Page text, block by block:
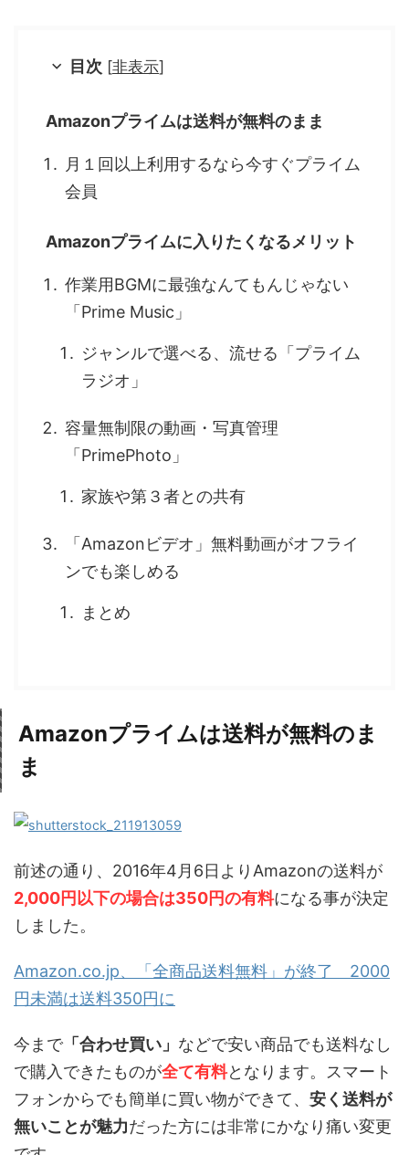
目次 [非表示]
Amazonプライムは送料が無料のまま
月１回以上利用するなら今すぐプライム
会員
Amazonプライムに入りたくなるメリット
作業用BGMに最強なんてもんじゃない
「Prime Music」
ジャンルで選べる、流せる「プライム
ラジオ」
容量無制限の動画・写真管理
「PrimePhoto」
家族や第３者との共有
「Amazonビデオ」無料動画がオフライ
ンでも楽しめる
まとめ
Amazonプライムは送料が無料のま
ま
前述の通り、2016年4月6日よりAmazonの送料が
2,000円以下の場合は350円の有料になる事が決定
しました。
Amazon.co.jp、「全商品送料無料」が終了 2000
円未満は送料350円に
今まで「合わせ買い」 などで安い商品でも送料なし
で購入できたものが全て有料となります。スマート
フォンからでも簡単に買い物ができて、 安く送料が
無いことが魅力だった方には非常にかなり痛い変更